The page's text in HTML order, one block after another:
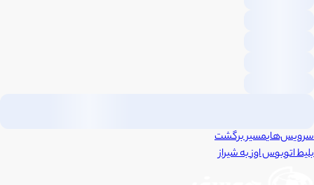
سرویس‌هایمسیر برگشت
بلیط اتوبوساوزبهشیراز